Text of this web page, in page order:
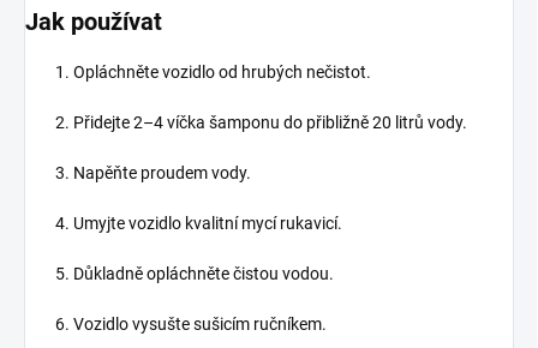
Jak používat
Opláchněte vozidlo od hrubých nečistot.
Přidejte 2–4 víčka šamponu do přibližně 20 litrů vody.
Napěňte proudem vody.
Umyjte vozidlo kvalitní mycí rukavicí.
Důkladně opláchněte čistou vodou.
Vozidlo vysušte sušicím ručníkem.